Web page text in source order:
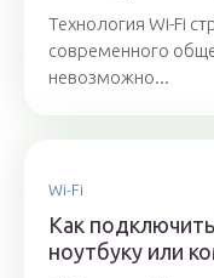
Технология Wi-Fi
современного
невозможно...
Wi-Fi
Как
ноутбуку или